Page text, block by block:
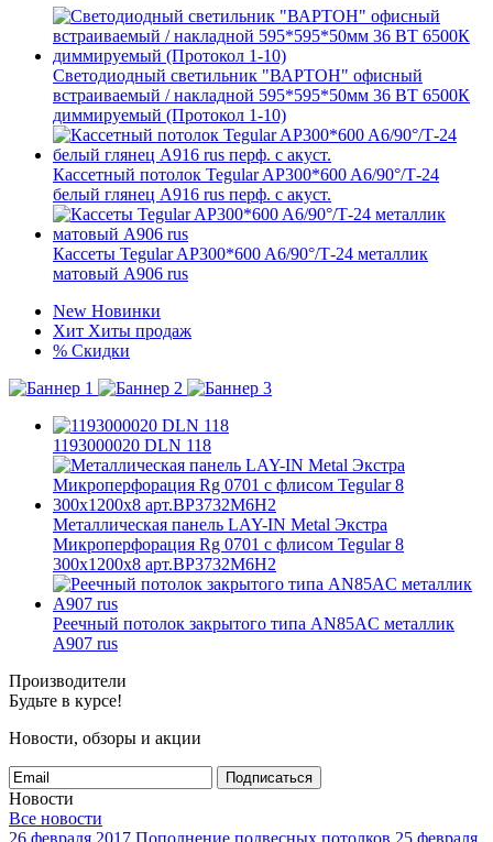
Светодиодный светильник "ВАРТОН" офисный
встраиваемый / накладной 595*595*50мм 36 ВТ 6500К
диммируемый (Протокол 1-10)
Кассетный потолок Tegular AP300*600 A6/90°/Т-24
белый глянец A916 rus перф. с акуст.
Кассеты Tegular AP300*600 A6/90°/Т-24 металлик
матовый А906 rus
New Новинки
Хит Хиты продаж
% Скидки
1193000020 DLN 118
Металлическая панель LAY-IN Metal Экстра
Микроперфорация Rg 0701 с флисом Tegular 8
300x1200x8 арт.BP3732M6H2
Реечный потолок закрытого типа AN85AС металлик
А907 rus
Производители
Будьте в курсе!
Новости, обзоры и акции
Подписаться
Новости
Все новости
26 февраля 2017 Пополнение подвесных потолков 25 февраля